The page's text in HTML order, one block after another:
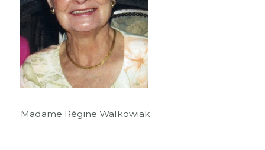
Madame Régine Walkowiak